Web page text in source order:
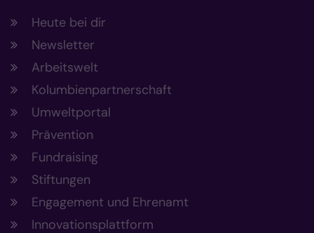
Heute bei dir
Newsletter
Arbeitswelt
Kolumbienpartnerschaft
Umweltportal
Prävention
Fundraising
Stiftungen
Engagement und Ehrenamt
Innovationsplattform